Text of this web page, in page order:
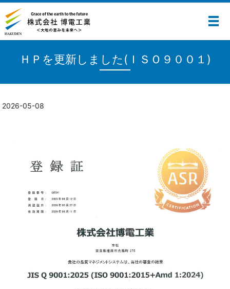
メ
ＨＰを更新しました(ＩＳＯ９００１)
2026-05-08